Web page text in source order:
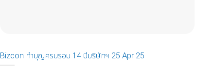
Bizcon ทำบุญครบรอบ 14 ปีบริษัทฯ 25 Apr 25